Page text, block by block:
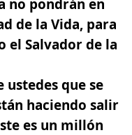
no pondrán en
de la Vida, para
el Salvador de la
ustedes que se
haciendo salir
es un millón